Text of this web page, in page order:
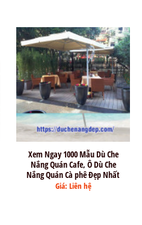
Xem Ngay 1000 Mẫu Dù Che
Nắng Quán Cafe, Ô Dù Che
Nắng Quán Cà phê Đẹp Nhất
Giá: Liên hệ